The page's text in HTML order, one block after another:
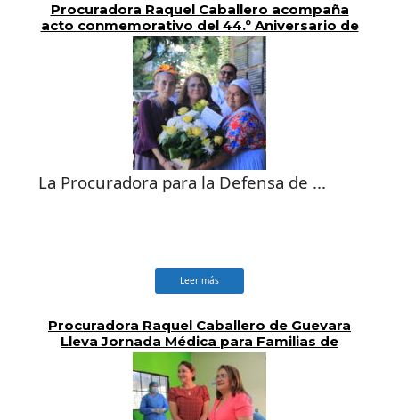
Procuradora Raquel Caballero acompaña
acto conmemorativo del 44.º Aniversario de
la Masacre de El Mozote
La Procuradora para la Defensa de ...
Leer más
Procuradora Raquel Caballero de Guevara
Lleva Jornada Médica para Familias de
Chalatenango